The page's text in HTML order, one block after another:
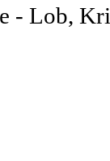
- Lob,